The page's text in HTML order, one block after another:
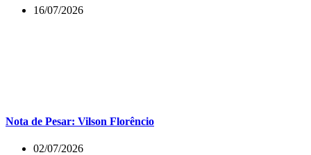
16/07/2026
Nota de Pesar: Vilson Florêncio
02/07/2026